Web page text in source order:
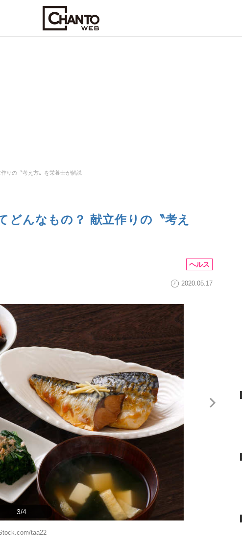
りの〝考え方〟を栄養士が解説
どんなもの？ 献立作りの〝考え
ヘルス
2020.05.17
3/4
taa22